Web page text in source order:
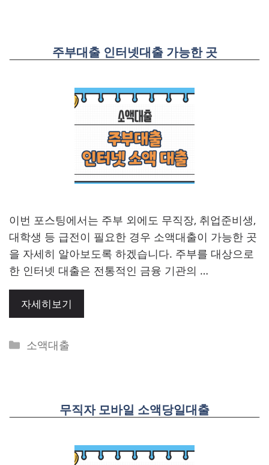
주부대출 인터넷대출 가능한 곳
이번 포스팅에서는 주부 외에도 무직장, 취업준비생,
대학생 등 급전이 필요한 경우 소액대출이 가능한 곳
을 자세히 알아보도록 하겠습니다. 주부를 대상으로
한 인터넷 대출은 전통적인 금융 기관의 …
자세히보기
Categories
소액대출
무직자 모바일 소액당일대출